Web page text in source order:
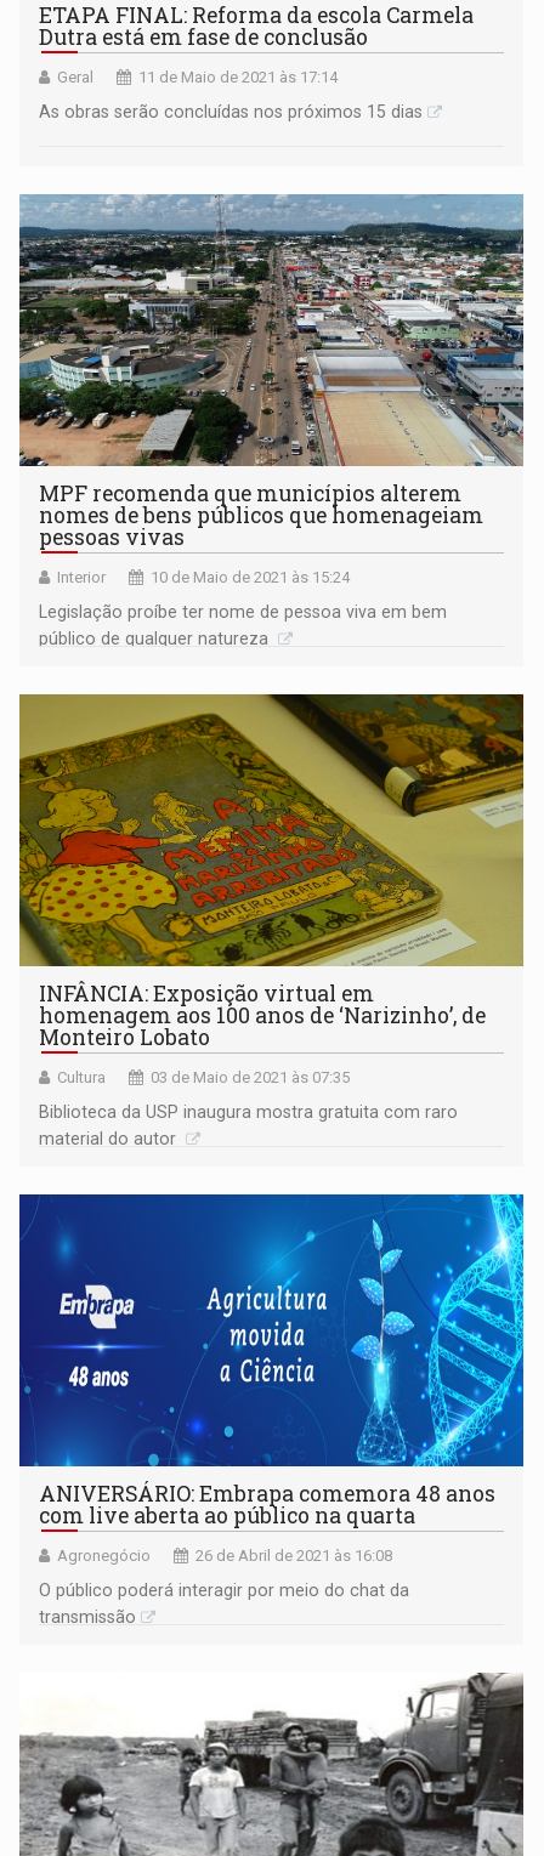
ETAPA FINAL: Reforma da escola Carmela
Dutra está em fase de conclusão
Geral 11 de Maio de 2021 às 17:14
As obras serão concluídas nos próximos 15 dias
MPF recomenda que municípios alterem
nomes de bens públicos que homenageiam
pessoas vivas
Interior 10 de Maio de 2021 às 15:24
Legislação proíbe ter nome de pessoa viva em bem
público de qualquer natureza
INFÂNCIA: Exposição virtual em
homenagem aos 100 anos de ‘Narizinho’, de
Monteiro Lobato
Cultura 03 de Maio de 2021 às 07:35
Biblioteca da USP inaugura mostra gratuita com raro
material do autor
ANIVERSÁRIO: Embrapa comemora 48 anos
com live aberta ao público na quarta
Agronegócio 26 de Abril de 2021 às 16:08
O público poderá interagir por meio do chat da
transmissão